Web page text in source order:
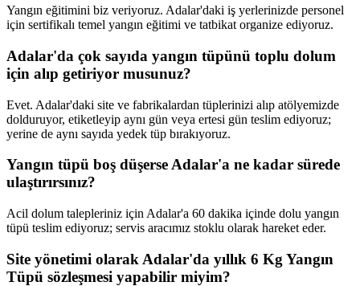
Yangın eğitimini biz veriyoruz. Adalar'daki iş yerlerinizde personel
için sertifikalı temel yangın eğitimi ve tatbikat organize ediyoruz.
Adalar'da çok sayıda yangın tüpünü toplu dolum
için alıp getiriyor musunuz?
Evet. Adalar'daki site ve fabrikalardan tüplerinizi alıp atölyemizde
dolduruyor, etiketleyip aynı gün veya ertesi gün teslim ediyoruz;
yerine de aynı sayıda yedek tüp bırakıyoruz.
Yangın tüpü boş düşerse Adalar'a ne kadar sürede
ulaştırırsınız?
Acil dolum talepleriniz için Adalar'a 60 dakika içinde dolu yangın
tüpü teslim ediyoruz; servis aracımız stoklu olarak hareket eder.
Site yönetimi olarak Adalar'da yıllık 6 Kg Yangın
Tüpü sözleşmesi yapabilir miyim?